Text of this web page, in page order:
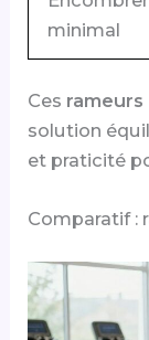
minimal
Ces
solution
et praticité
Comparatif :